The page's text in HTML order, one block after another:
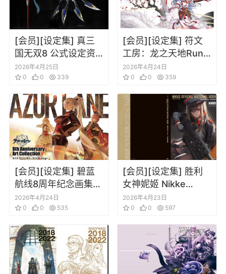
[会员][设定集] 真三
国无双8 公式设定资
料集 上
2026年4月25日
0
0 339
[会员][设定集] 符文
工房：龙之天地Rune
Factory Guardians
of Azuma – Official
2026年4月24日
0
0 359
[会员][设定集] 碧蓝
航线8周年纪念画集
Azur Lane Eighth
Anniversary Art
2026年4月24日
0
0 535
[会员][设定集] 胜利
女神妮姬 Nikke
Goddess of Victory
Material Book
2026年4月23日
0
0 597